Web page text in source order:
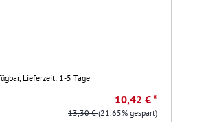
Lieferzeit: 1-5 Tage
10,42 € *
13,30 €(21.65% gespart)